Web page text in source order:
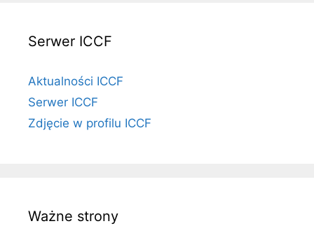
Serwer ICCF
Aktualności ICCF
Serwer ICCF
Zdjęcie w profilu ICCF
Ważne strony